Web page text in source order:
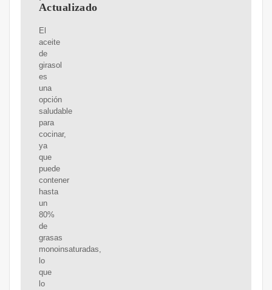
Actualizado
El
aceite
de
girasol
es
una
opción
saludable
para
cocinar,
ya
que
puede
contener
hasta
un
80%
de
grasas
monoinsaturadas,
lo
que
lo